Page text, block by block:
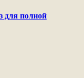
для полной